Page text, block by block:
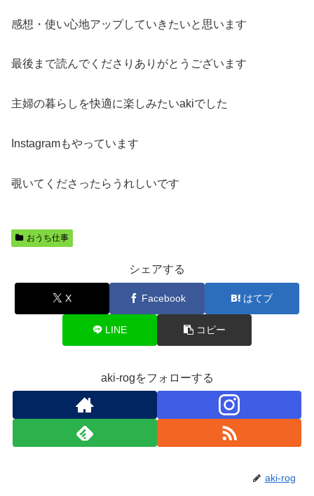
感想・使い心地アップしていきたいと思います
最後まで読んでくださりありがとうございます
主婦の暮らしを快適に楽しみたいakiでした
Instagramもやっています
覗いてくださったらうれしいです
おうち仕事
シェアする
X Facebook はてブ
LINE コピー
aki-rogをフォローする
aki-rog